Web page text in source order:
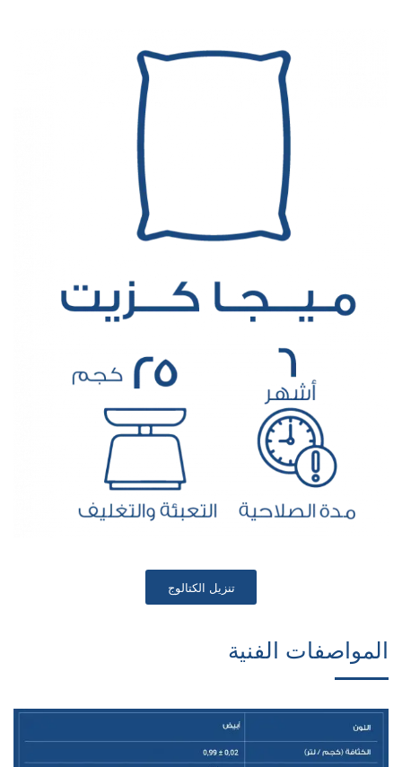
تنزيل الكتالوج
المواصفات الفنية